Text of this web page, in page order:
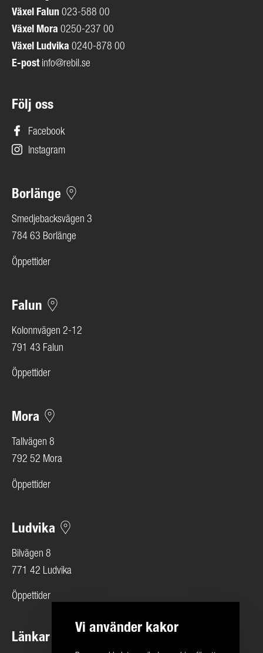
Växel Falun 023-588 00
Växel Mora 0250-237 00
Växel Ludvika 0240-878 00
E-post info@rebil.se
Följ oss
Facebook
Instagram
Borlänge
Smedjebacksvägen 3
784 63 Borlänge
Öppettider
Falun
Kolonnvägen 2-12
791 43 Falun
Öppettider
Mora
Tallvägen 8
792 52 Mora
Öppettider
Ludvika
Bilvägen 8
771 42 Ludvika
Öppettider
Länkar
Vi använder kakor